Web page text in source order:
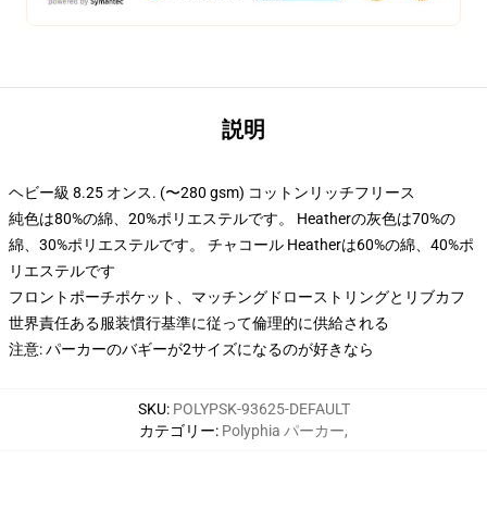
説明
ヘビー級 8.25 オンス. (〜280 gsm) コットンリッチフリース
純色は80%の綿、20%ポリエステルです。 Heatherの灰色は70%の
綿、30%ポリエステルです。 チャコール Heatherは60%の綿、40%ポ
リエステルです
フロントポーチポケット、マッチングドローストリングとリブカフ
世界責任ある服装慣行基準に従って倫理的に供給される
注意: パーカーのバギーが2サイズになるのが好きなら
SKU: POLYPSK-93625-DEFAULT
カテゴリー: Polyphia パーカー,